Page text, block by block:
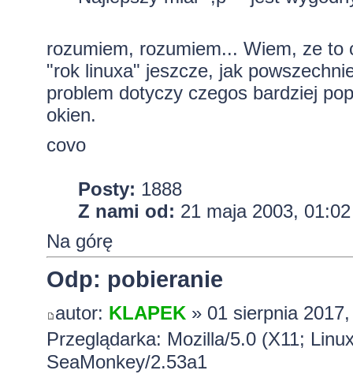
rozumiem, rozumiem... Wiem, ze to
"rok linuxa" jeszcze, jak
problem dotyczy czegos bardziej
okien.
covo
Posty: 1888
Z nami od: 21 maja 2003, 01:02
Na górę
Odp: pobieranie
autor: KLAPEK» 01 sierpnia
Przeglądarka: Mozilla/5.0 (X11;
SeaMonkey/2.53a1